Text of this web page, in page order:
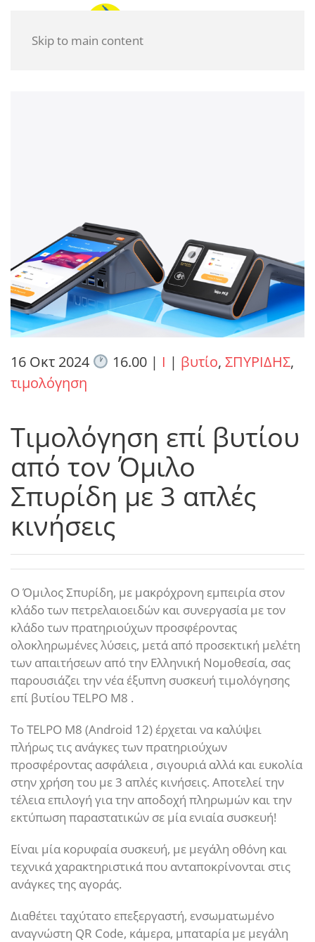
Skip to main content
16 Οκτ 2024 16.00| I | βυτίο, ΣΠΥΡΙΔΗΣ,
τιμολόγηση
Τιμολόγηση επί βυτίου
από τον Όμιλο
Σπυρίδη με 3 απλές
κινήσεις
Ο Όμιλος Σπυρίδη, με μακρόχρονη εμπειρία στον
κλάδο των πετρελαιοειδών και συνεργασία με τον
κλάδο των πρατηριούχων προσφέροντας
ολοκληρωμένες λύσεις, μετά από προσεκτική μελέτη
των απαιτήσεων από την Ελληνική Νομοθεσία, σας
παρουσιάζει την νέα έξυπνη συσκευή τιμολόγησης
επί βυτίου TELPO M8 .
To TELPO M8 (Android 12) έρχεται να καλύψει
πλήρως τις ανάγκες των πρατηριούχων
προσφέροντας ασφάλεια , σιγουριά αλλά και ευκολία
στην χρήση του με 3 απλές κινήσεις. Αποτελεί την
τέλεια επιλογή για την αποδοχή πληρωμών και την
εκτύπωση παραστατικών σε μία ενιαία συσκευή!
Είναι μία κορυφαία συσκευή, με μεγάλη οθόνη και
τεχνικά χαρακτηριστικά που ανταποκρίνονται στις
ανάγκες της αγοράς.
Διαθέτει ταχύτατο επεξεργαστή, ενσωματωμένο
αναγνώστη QR Code, κάμερα, μπαταρία με μεγάλη